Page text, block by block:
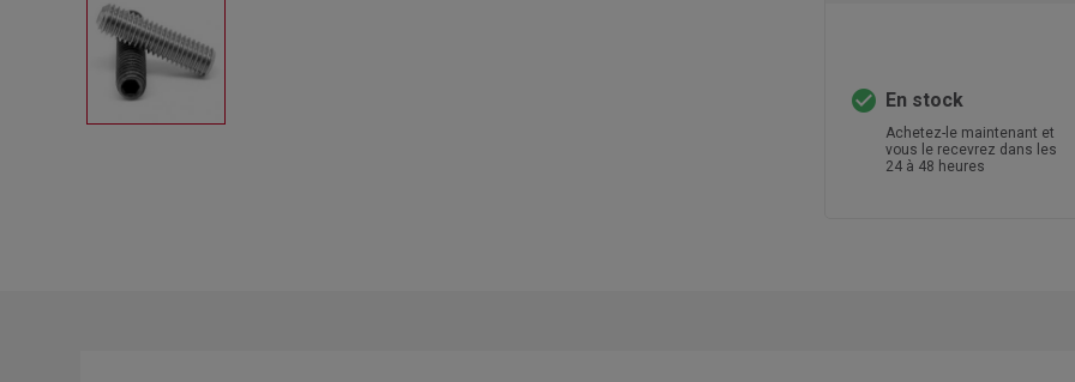
check_circle En stock
Achetez-le maintenant et
vous le recevrez dans les
24 à 48 heures